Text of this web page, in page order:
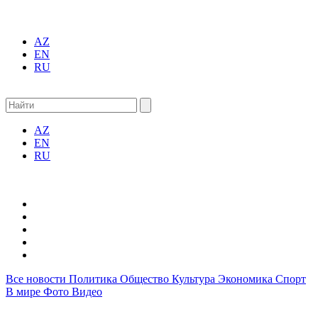
AZ
EN
RU
AZ
EN
RU
Все новости Политика Общество Культура Экономика Спорт
В мире Фото Видео